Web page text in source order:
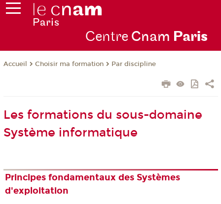
Centre Cnam Paris
Accueil Choisir ma formation Par discipline
Les formations du sous-domaine
Système informatique
Principes fondamentaux des Systèmes
d'exploitation